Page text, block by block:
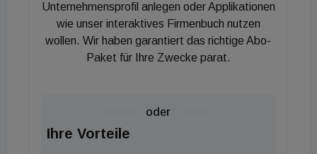
Intelligence. Die Technologie kommt unter anderem
in der neuen Handbrause Euphoria 120 zum
Strahlarten zur Verfügung, die sich über einen
Unternehmensprofil anlegen oder Applikationen
wie unser interaktives Firmenbuch nutzen
wollen. Wir haben garantiert das richtige Abo-
Paket für Ihre Zwecke parat.
oder
Ihre Vorteile